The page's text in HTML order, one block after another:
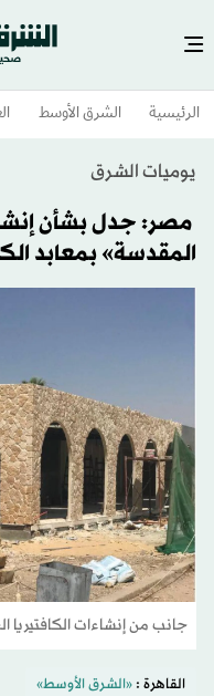
الرئيسية الشرق الأوسط​
يوميات الشرق
مصر: جدل بشأن
المقدسة» بمعابد
جانب من إنشاءات الكافتيريا
القاهرة :«الشرق الأوسط»